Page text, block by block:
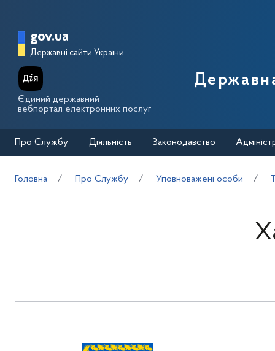
Головна сторінка Державної
gov.ua
Державні сайти України
Єдиний державний
вебпортал електронних послуг
Про Службу Діяльність Законодавство
Головна Про Службу Уповноважені особи